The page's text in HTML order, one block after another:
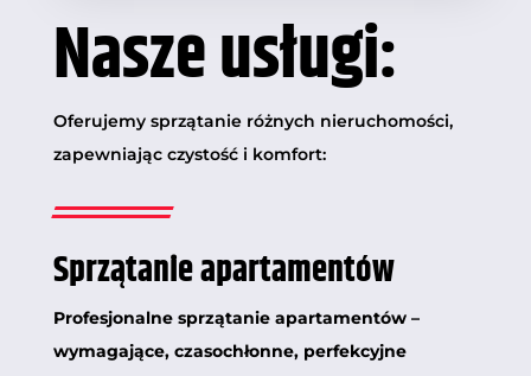
Nasze usługi:
Oferujemy sprzątanie różnych nieruchomości,
zapewniając czystość i komfort:
Sprzątanie apartamentów
Profesjonalne sprzątanie apartamentów –
wymagające, czasochłonne, perfekcyjne